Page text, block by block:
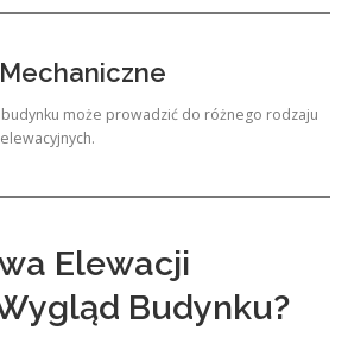
może prowadzić do różnego rodzaju
Elewacji
Budynku?